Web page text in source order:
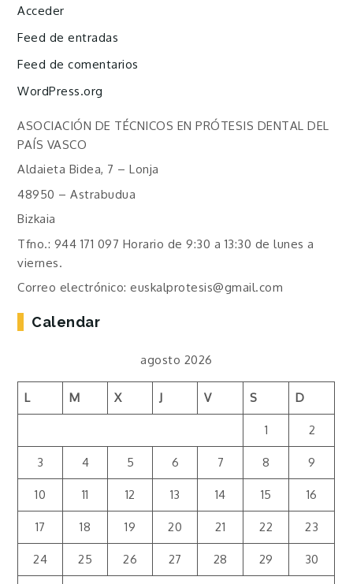
Acceder
Feed de entradas
Feed de comentarios
WordPress.org
ASOCIACIÓN DE TÉCNICOS EN PRÓTESIS DENTAL DEL
PAÍS VASCO
Aldaieta Bidea, 7 – Lonja
48950 – Astrabudua
Bizkaia
Tfno.: 944 171 097 Horario de 9:30 a 13:30 de lunes a
viernes.
Correo electrónico: euskalprotesis@gmail.com
Calendar
agosto 2026
L M X J V S D
1 2
3 4 5 6 7 8 9
10 11 12 13 14 15 16
17 18 19 20 21 22 23
24 25 26 27 28 29 30